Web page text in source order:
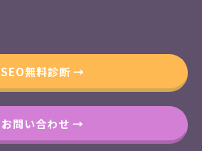
SEO無料診断 →
お問い合わせ →